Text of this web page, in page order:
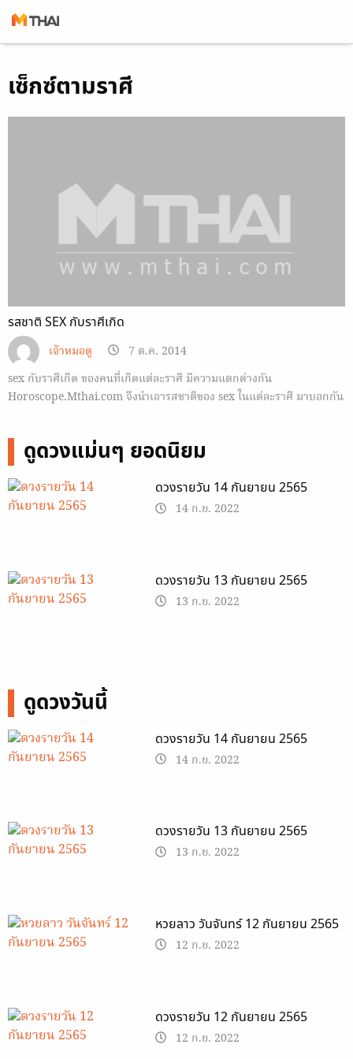
toเซ็กซ์ตามราศี
รสชาติ SEX กับราศีเกิด
เจ้าหมอดู
7 ต.ค. 2014
sex กับราศีเกิด ของคนที่เกิดแต่ละราศี มีความแตกต่างกัน
Horoscope.Mthai.com จึงนำเอารสชาติของ sex ในแต่ละราศี มาบอกกัน
ดูดวงแม่นๆ ยอดนิยม
ดวงรายวัน 14 กันยายน 2565
14 ก.ย. 2022
ดวงรายวัน 13 กันยายน 2565
13 ก.ย. 2022
ดูดวงวันนี้
ดวงรายวัน 14 กันยายน 2565
14 ก.ย. 2022
ดวงรายวัน 13 กันยายน 2565
13 ก.ย. 2022
หวยลาว วันจันทร์ 12 กันยายน 2565
12 ก.ย. 2022
ดวงรายวัน 12 กันยายน 2565
12 ก.ย. 2022